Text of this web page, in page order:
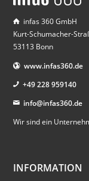
infas 360 GmbH
Kurt-Schumacher-
53113 Bonn
www.infas360.de
+49 228 959140
info@infas360.de
Wir sind ein
INFORMATION